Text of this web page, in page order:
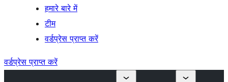
हमारे बारे में
टीम
वर्डप्रेस प्राप्त करें
वर्डप्रेस प्राप्त करें